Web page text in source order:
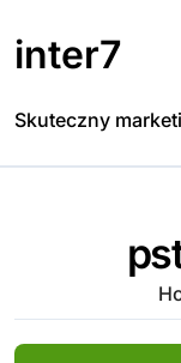
to
content
inter7
Skuteczny